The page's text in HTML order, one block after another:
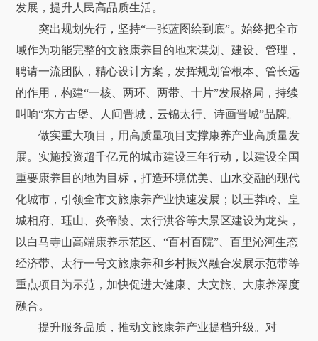
发展，提升人民高品质生活。
突出规划先行，坚持“一张蓝图绘到底”。始终把全市
域作为功能完整的文旅康养目的地来谋划、建设、管理，
聘请一流团队，精心设计方案，发挥规划管根本、管长远
的作用，构建“一核、两环、两带、十片”发展格局，持续
叫响“东方古堡、人间晋城，云锦太行、诗画晋城”品牌。
做实重大项目，用高质量项目支撑康养产业高质量发
展。实施投资超千亿元的城市建设三年行动，以建设全国
重要康养目的地为目标，打造环境优美、山水交融的现代
化城市，引领全市文旅康养产业快速发展；以王莽岭、皇
城相府、珏山、炎帝陵、太行洪谷等大景区建设为龙头，
以白马寺山高端康养示范区、“百村百院”、百里沁河生态
经济带、太行一号文旅康养和乡村振兴融合发展示范带等
重点项目为示范，加快促进大健康、大文旅、大康养深度
融合。
提升服务品质，推动文旅康养产业提档升级。对